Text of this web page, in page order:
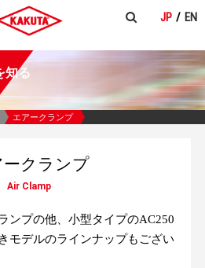
EN
JP
知る
エアークランプ
ークランプ
Air Clamp
ンプの他、小型タイプのAC250
モデルのラインナップもござい